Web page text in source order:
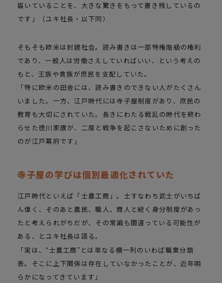
届いていることを、大きな驚きをもって書き残しているの
です」（ユキ社長・以下同）
そもそも欧米は封建社会。読み書きは一部特権階級の権利
であり、一般人は労働さえしていればいい、という考えの
もと、王族や貴族が庶民を支配していた。
「特に欧米の田舎には、読み書きのできない人がたくさん
いました。一方、江戸時代には寺子屋制度があり、庶民の
教育も大切にされていた。長きにわたる戦乱の時代を終わ
らせた徳川家康が、二度と戦争を起こさないために創った
のが江戸幕府です」
寺子屋の学びは個別最適化されていた
江戸時代といえば「士農工商」。士すなわち武士がいちば
ん偉く、そのあと農民、職人、商人と続く身分制度があっ
たと考えられがちだが、その常識も間違っている可能性が
ある、とユキ社長は語る。
「実は、 士農工商
とは単なる横一列のいわば職業分類
表。そこに上下関係は存在していなかったことが、近年明
らかになってきています」